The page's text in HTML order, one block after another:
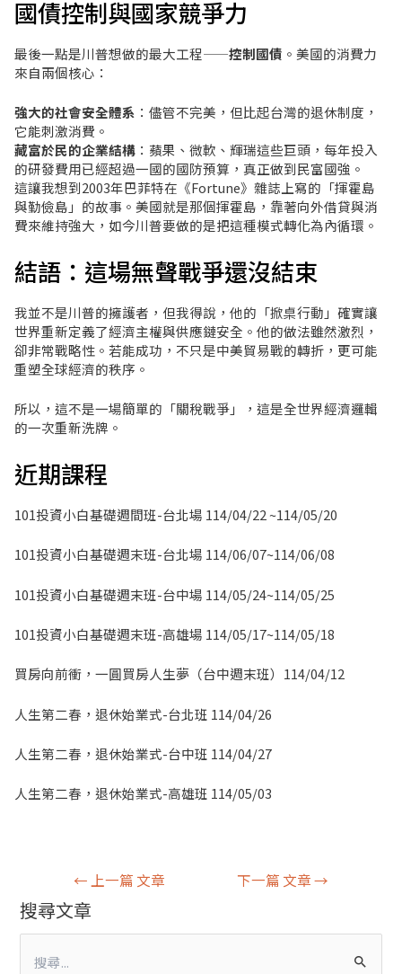
國債控制與國家競爭力
最後一點是川普想做的最大工程——控制國債 。美國的消費力
來自兩個核心：
強大的社會安全體系 ：儘管不完美，但比起台灣的退休制度，
它能刺激消費。
藏富於民的企業結構：蘋果、微軟、輝瑞這些巨頭，每年投入
的研發費用已經超過一國的國防預算，真正做到民富國強。
這讓我想到2003年巴菲特在《Fortune》雜誌上寫的「揮霍島
與勤儉島」的故事。美國就是那個揮霍島，靠著向外借貸與消
費來維持強大，如今川普要做的是把這種模式轉化為內循環。
結語：這場無聲戰爭還沒結束
我並不是川普的擁護者，但我得說，他的「掀桌行動」確實讓
世界重新定義了經濟主權與供應鏈安全。他的做法雖然激烈，
卻非常戰略性。若能成功，不只是中美貿易戰的轉折，更可能
重塑全球經濟的秩序。
所以，這不是一場簡單的「關稅戰爭」，這是全世界經濟邏輯
的一次重新洗牌。
近期課程
101投資小白基礎週間班-台北場 114/04/22 ~114/05/20
101投資小白基礎週末班-台北場 114/06/07~114/06/08
101投資小白基礎週末班-台中場 114/05/24~114/05/25
101投資小白基礎週末班-高雄場 114/05/17~114/05/18
買房向前衝，一圓買房人生夢（台中週末班）114/04/12
人生第二春，退休始業式-台北班 114/04/26
人生第二春，退休始業式-台中班 114/04/27
人生第二春，退休始業式-高雄班 114/05/03
← 上一篇 文章 下一篇 文章→
搜尋文章